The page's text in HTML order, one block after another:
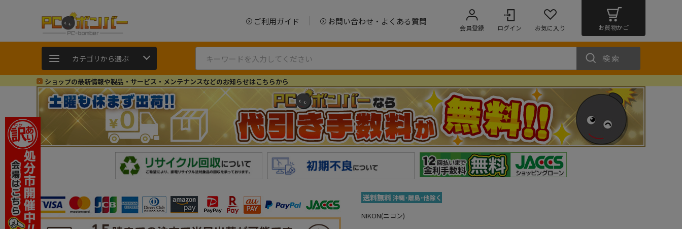
ご利用ガイド お問い合わせ・よくある質問
会員登録 ログイン お気に入り お買物かご
カテゴリから選ぶ 検索
ショップの最新情報や製品・サービス・メンテナンスなどのお知らせはこちらから
NIKON(ニコン)